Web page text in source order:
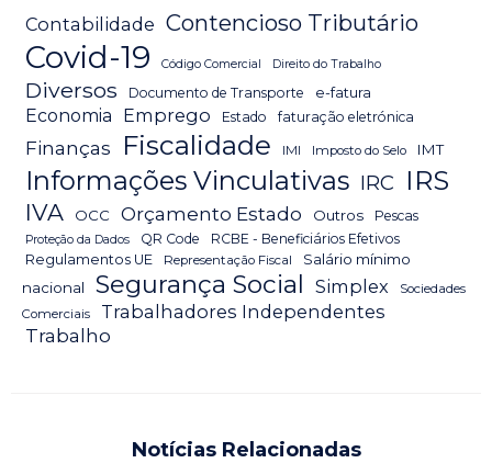
Contabilidade Contencioso Tributário
Covid-19 Código Comercial Direito do Trabalho
Diversos Documento de Transporte e-fatura
Economia Emprego Estado faturação eletrónica
Finanças Fiscalidade IMI Imposto do Selo IMT
Informações Vinculativas IRC IRS
IVA OCC Orçamento Estado Outros Pescas
Proteção da Dados QR Code
RCBE - Beneficiários Efetivos
Regulamentos UE
Representação Fiscal
Salário mínimo
nacional
Segurança Social Simplex
Sociedades
Comerciais
Trabalhadores Independentes
Trabalho
Notícias Relacionadas